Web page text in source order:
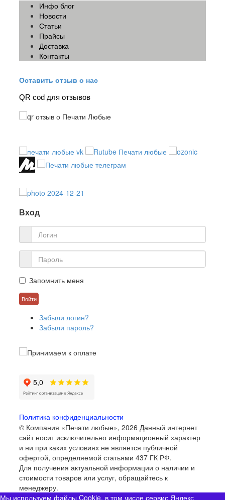
Инфо блог
Новости
Статьи
Прайсы
Доставка
Контакты
Оставить отзыв о нас
QR cod для отзывов
Вход
Запомнить меня
Забыли логин?
Забыли пароль?
Политика конфиденциальности
© Компания «Печати любые», 2026 Данный интернет
сайт носит исключительно информационный характер
и ни при каких условиях не является публичной
офертой, определяемой статьями 437 ГК РФ.
Для получения актуальной информации о наличии и
стоимости товаров или услуг, обращайтесь к
менеджеру.
Мы используем файлы Cookie, в том числе сервис Яндекс